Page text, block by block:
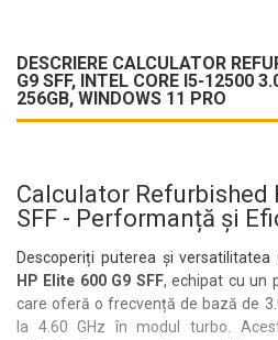
DESCRIERE CALCULATOR
G9 SFF, INTEL CORE I5-12500
256GB, WINDOWS 11 PRO
Calculator Refurbished
SFF - Performanță și
Descoperiți puterea și versatilitatea
HP Elite 600 G9 SFF, echipat cu un
care oferă o frecvență de bază de
la 4.60 GHz în modul turbo.